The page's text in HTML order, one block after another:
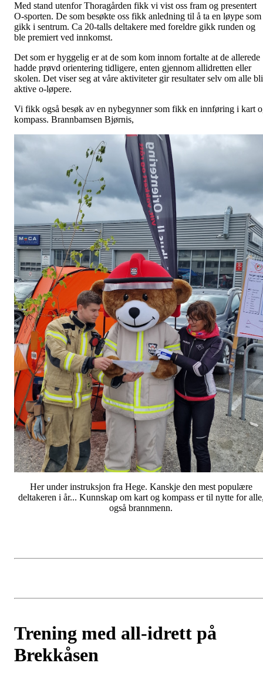
Med stand utenfor Thoragården fikk vi vist oss fram og presentert
O-sporten. De som besøkte oss fikk anledning til å ta en løype som
gikk i sentrum. Ca 20-talls deltakere med foreldre gikk runden og
ble premiert ved innkomst.
Det som er hyggelig er at de som kom innom fortalte at de allerede
hadde prøvd orientering tidligere, enten gjennom allidretten eller
skolen. Det viser seg at våre aktiviteter gir resultater selv om alle
aktive o-løpere.
Vi fikk også besøk av en nybegynner som fikk en innføring i kart
kompass. Brannbamsen Bjørnis,
Her under instruksjon fra Hege. Kanskje den mest populære
deltakeren i år... Kunnskap om kart og kompass er til nytte for
også brannmenn.
Trening med all-idrett på
Brekkåsen